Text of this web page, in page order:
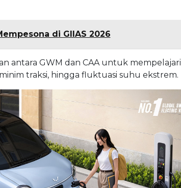
di GIIAS 2026
antara GWM dan CAA untuk mempelajari
traksi, hingga fluktuasi suhu ekstrem.